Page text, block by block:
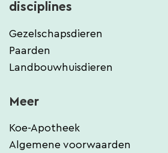
disciplines
Gezelschapsdieren
Paarden
Landbouwhuisdieren
Meer
Koe-Apotheek
Algemene voorwaarden